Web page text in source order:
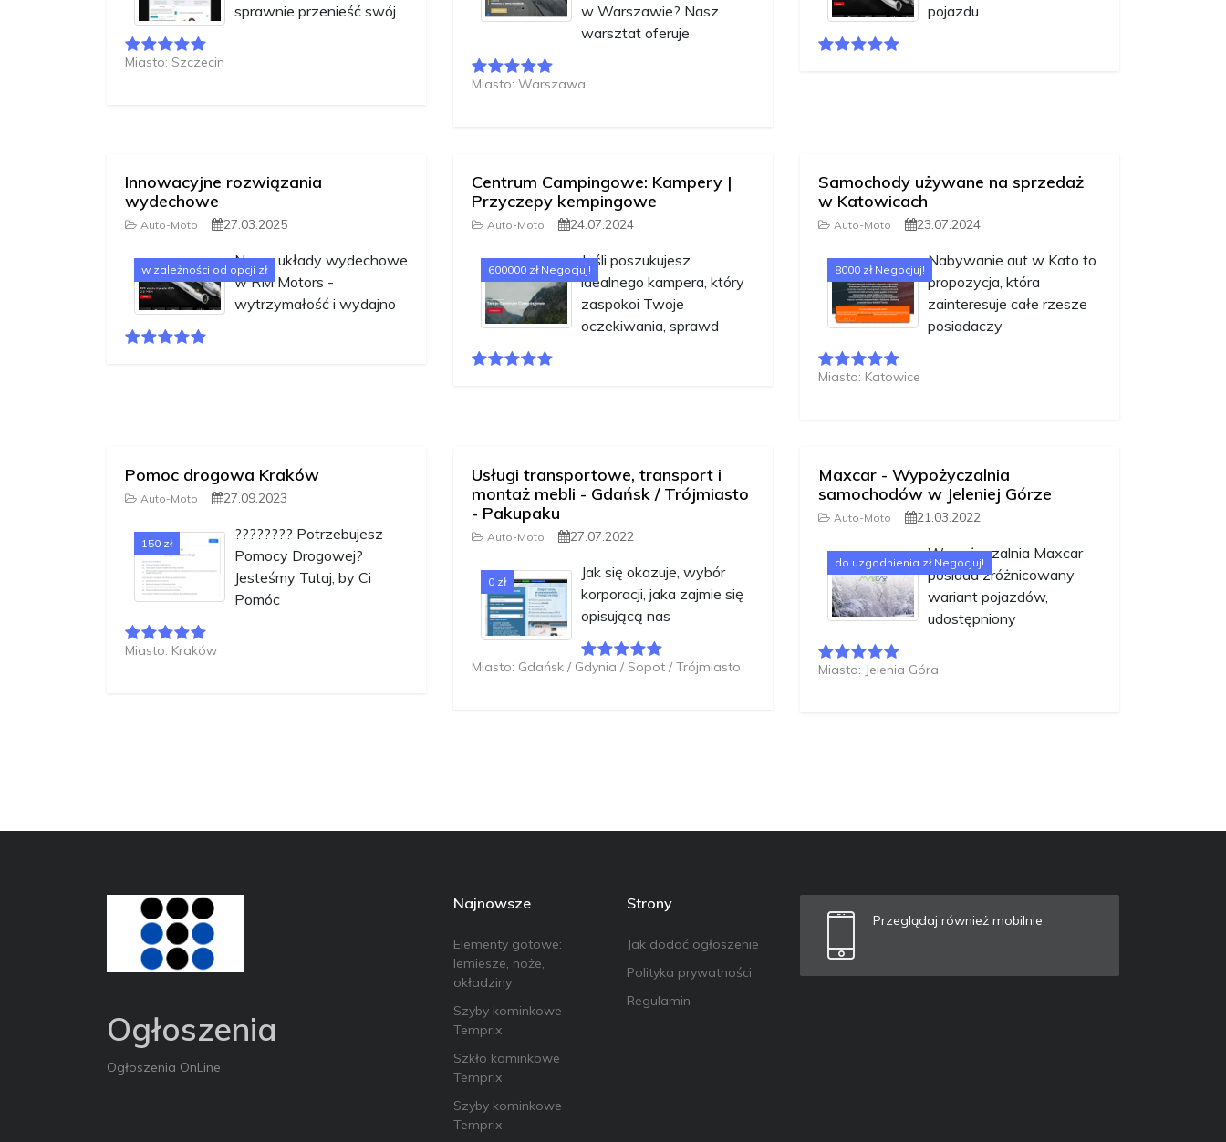
sprawnie przenieść swój
Miasto: Szczecin
w Warszawie? Nasz
warsztat oferuje
Miasto: Warszawa
pojazdu
Innowacyjne rozwiązania
wydechowe
Auto-Moto 27.03.2025
w zależności od opcji zł
Nowe układy wydechowe
w RM Motors -
wytrzymałość i wydajno
Centrum Campingowe: Kampery |
Przyczepy kempingowe
Auto-Moto 24.07.2024
600000 zł Negocjuj!
Jeśli poszukujesz
idealnego kampera, który
zaspokoi Twoje
oczekiwania, sprawd
Samochody używane na sprzedaż
w Katowicach
Auto-Moto 23.07.2024
8000 zł Negocjuj!
Nabywanie aut w Kato to
propozycja, która
zainteresuje całe rzesze
posiadaczy
Miasto: Katowice
Pomoc drogowa Kraków
Auto-Moto 27.09.2023
150 zł
????????️ Potrzebujesz
Pomocy Drogowej?
Jesteśmy Tutaj, by Ci
Pomóc
Miasto: Kraków
Usługi transportowe, transport i
montaż mebli - Gdańsk / Trójmiasto
- Pakupaku
Auto-Moto 27.07.2022
0 zł
Jak się okazuje, wybór
korporacji, jaka zajmie się
opisującą nas
Miasto: Gdańsk / Gdynia / Sopot / Trójmiasto
Maxcar - Wypożyczalnia
samochodów w Jeleniej Górze
Auto-Moto 21.03.2022
do uzgodnienia zł Negocjuj!
Wypożyczalnia Maxcar
posiada zróżnicowany
wariant pojazdów,
udostępniony
Miasto: Jelenia Góra
Ogłoszenia
Ogłoszenia OnLine
Najnowsze
Elementy gotowe:
lemiesze, noże,
okładziny
Szyby kominkowe
Temprix
Szkło kominkowe
Temprix
Szyby kominkowe
Temprix
Strony
Jak dodać ogłoszenie
Polityka prywatności
Regulamin
Przeglądaj również mobilnie